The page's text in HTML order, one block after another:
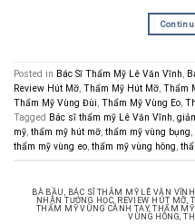
Posted in Bác Sĩ Thẩm Mỹ Lê Văn Vĩnh,
Review Hút Mỡ, Thẩm Mỹ Hút Mỡ, Thẩm
Thẩm Mỹ Vùng Đùi, Thẩm Mỹ Vùng Eo,
Tagged Bác sĩ thẩm mỹ Lê Văn Vĩnh,
mỹ, thẩm mỹ hút mỡ, thẩm mỹ vùng bụng,
thẩm mỹ vùng eo, thẩm mỹ vùng hông,
BÀ BẦU BÁC SĨ THẪM MỸ LÊ VĂN VĨNH
NHÂN TƯỚNG HỌC REVIEW HÚT MỠ,
THẨM MỸ VÙNG CÁNH TAY,THẨM MỸ
VÙNG HÔNG ,